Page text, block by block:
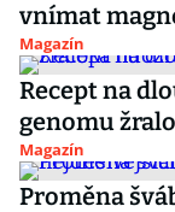
vnímat
Magazín
Recept na
genomu
Magazín
Proměna